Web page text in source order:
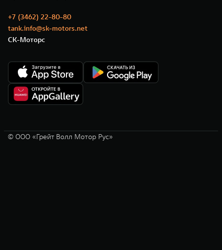
+7 (3462) 22-80-80
tank.info@sk-motors.net
СК-Моторс
© ООО «Грейт Волл Мотор Рус»